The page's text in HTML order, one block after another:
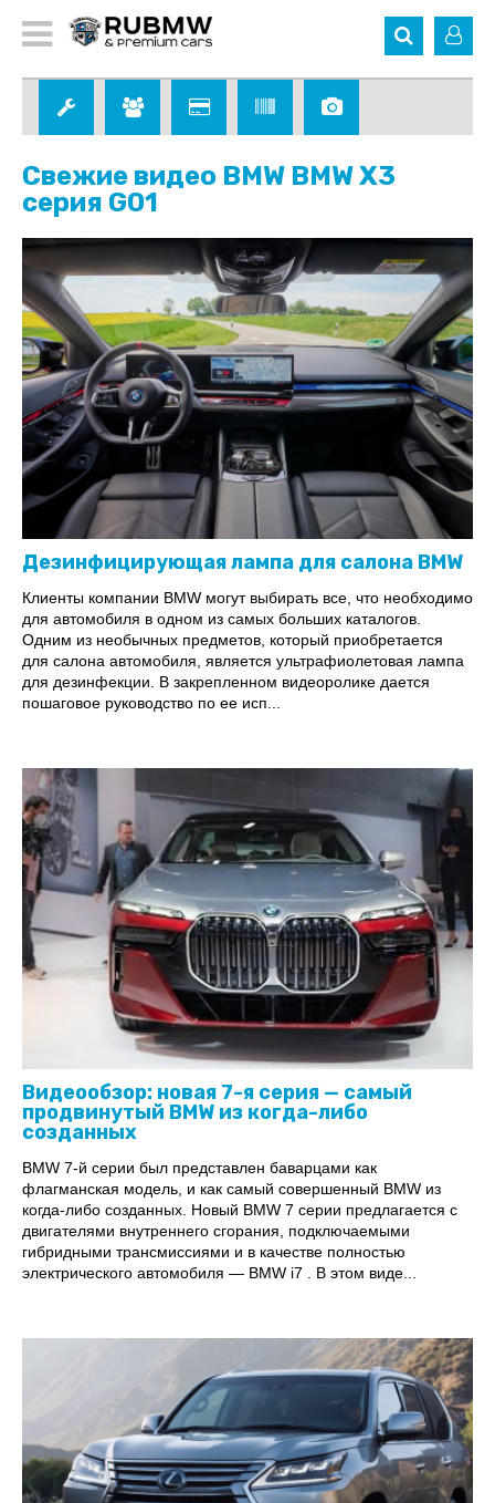
Свежие видео BMW BMW X3
серия G01
Дезинфицирующая лампа для салона BMW
Клиенты компании BMW могут выбирать все, что необходимо
для автомобиля в одном из самых больших каталогов.
Одним из необычных предметов, который приобретается
для салона автомобиля, является ультрафиолетовая лампа
для дезинфекции. В закрепленном видеоролике дается
пошаговое руководство по ее исп...
Видеообзор: новая 7-я серия — самый
продвинутый BMW из когда-либо
созданных
BMW 7-й серии был представлен баварцами как
флагманская модель, и как самый совершенный BMW из
когда-либо созданных. Новый BMW 7 серии предлагается с
двигателями внутреннего сгорания, подключаемыми
гибридными трансмиссиями и в качестве полностью
электрического автомобиля — BMW i7 . В этом виде...